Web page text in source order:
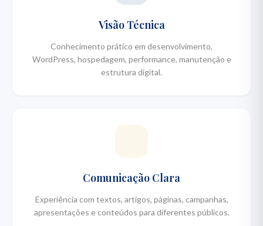
Visão Técnica
Conhecimento prático em desenvolvimento,
WordPress, hospedagem, performance, manutenção e
estrutura digital.
Comunicação Clara
Experiência com textos, artigos, páginas, campanhas,
apresentações e conteúdos para diferentes públicos.